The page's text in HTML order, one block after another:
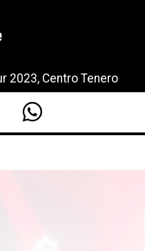
2023, Centro Tenero